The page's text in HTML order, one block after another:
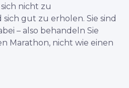
nicht zu
gut zu erholen. Sie sind
– also behandeln Sie
Marathon, nicht wie einen